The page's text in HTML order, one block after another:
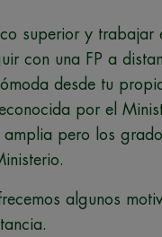
superior y trabajar
con una FP a
desde tu
por el
pero los
algunos